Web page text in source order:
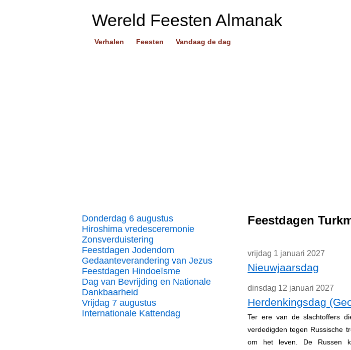
Wereld Feesten Almanak
Verhalen Feesten Vandaag de dag
Donderdag 6 augustus
Hiroshima vredesceremonie
Zonsverduistering
Feestdagen Jodendom
Gedaanteverandering van Jezus
Feestdagen Hindoeïsme
Dag van Bevrijding en Nationale
Dankbaarheid
Vrijdag 7 augustus
Internationale Kattendag
Feestdagen
vrijdag 1 januari 2027
Nieuwjaarsdag
dinsdag 12 januari 2027
Herdenkingsdag
Ter ere van de slachtoffers
verdedigden tegen Russische
om het leven. De Russen